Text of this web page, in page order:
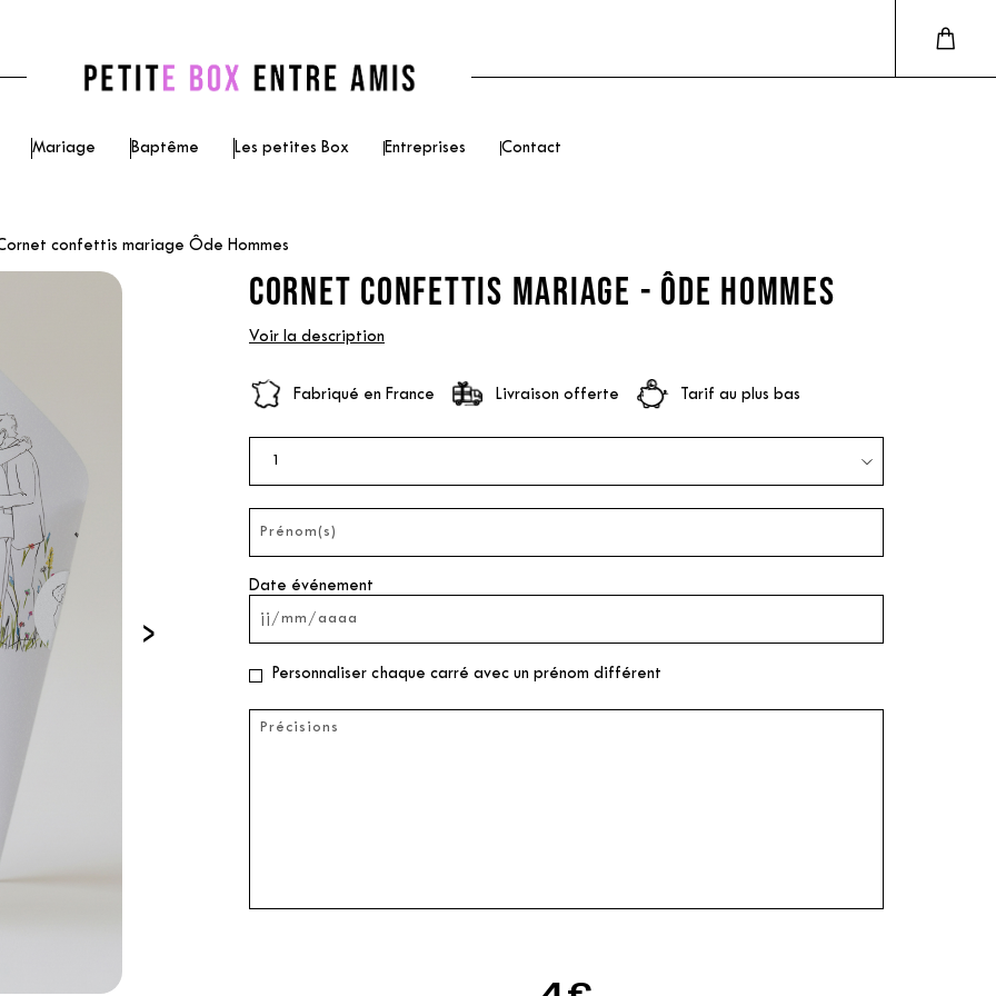
Mariage Baptême Les petites Box Entreprises Contact
confettis mariage Ôde Hommes
›
CORNET CONFETTIS MARIAGE - ÔDE HOMMES
Voir la description
Fabriqué en France Livraison offerte Tarif au plus bas
Date événement
Personnaliser chaque carré avec un prénom différent